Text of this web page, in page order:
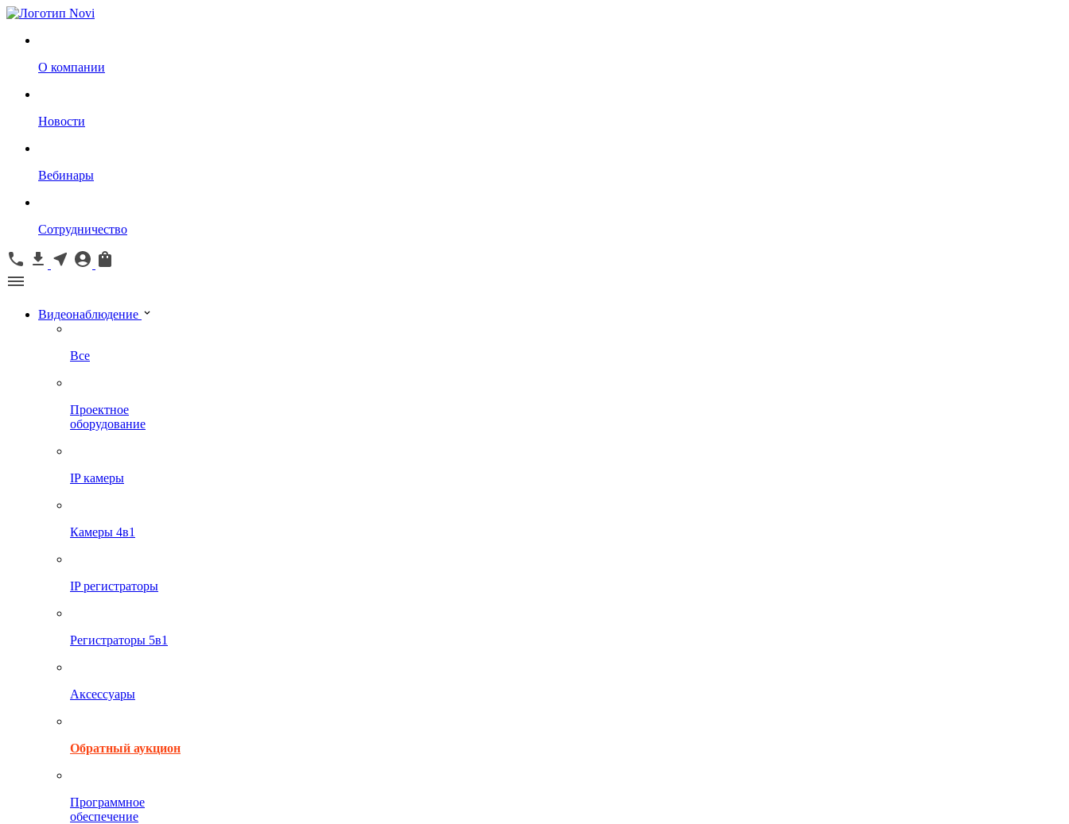
О компании
Новости
Вебинары
Сотрудничество
Видеонаблюдение
Все
Проектное
оборудование
IP камеры
Камеры 4в1
IP регистраторы
Регистраторы 5в1
Аксессуары
Обратный аукцион
Программное
обеспечение